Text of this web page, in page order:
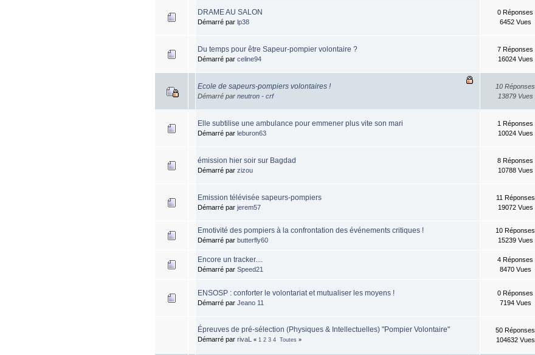
DRAME AU SALON
Démarré parlp38
0 Réponses
6452 Vues
Du temps pour être Sapeur-pompier volontaire ?
Démarré parceline94
7 Réponses
16024 Vues
Ecole de sapeurs-pompiers volontaires !
Démarré parneutron - crf
10 Réponses
13879 Vues
Elle subtilise une ambulance pour emmener plus vite son mari
Démarré parleburon63
1 Réponses
10024 Vues
émission hier soir sur Bagdad
Démarré parzizou
8 Réponses
10788 Vues
Emission télévisée sapeurs-pompiers
Démarré parjerem57
11 Réponses
19072 Vues
Emotivité des pompiers à la confrontation des événements critiques !
Démarré parbutterfly60
10 Réponses
15239 Vues
Encore un tracker....
Démarré parSpeed21
4 Réponses
8470 Vues
ENSOSP : conforter le volontariat et mutualiser les moyens !
Démarré parJeano 11
0 Réponses
7194 Vues
Épreuves de pré-sélection (Physiques & Intellectuelles) "Pompier Volontaire"
Démarré parrivaL « 1 2 3 4 Toutes »
50 Réponses
104632 Vues